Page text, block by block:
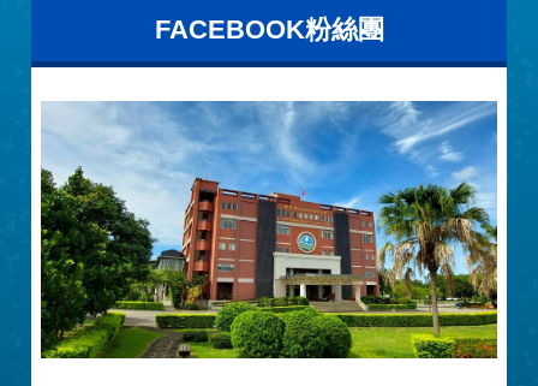
生用水、工業用水與農業用水。
FACEBOOK粉絲團